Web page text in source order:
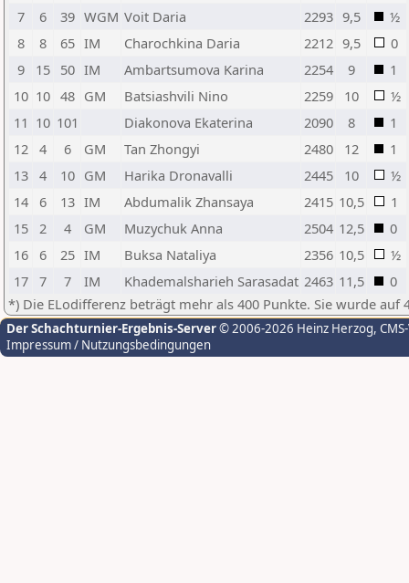
7
6 39 WGM Voit Daria 2293 9,5
½
8
8 65 IM Charochkina Daria 2212 9,5
0
9
15 50 IM Ambartsumova Karina 2254 9
1
10 10 48 GM Batsiashvili Nino 2259 10
½
11 10 101 Diakonova Ekaterina 2090 8
1
12
4 6 GM Tan Zhongyi 2480 12
1
13
4 10 GM Harika Dronavalli 2445 10
½
14
6 13 IM Abdumalik Zhansaya 2415 10,5
1
15
2 4 GM Muzychuk Anna 2504 12,5
0
16
6 25 IM Buksa Nataliya 2356 10,5
½
17
7 7 IM Khademalsharieh Sarasadat 2463 11,5
0
*) Die ELodifferenz beträgt mehr als 400 Punkte. Sie wurde auf
Der Schachturnier-Ergebnis-Server© 2006-2026 Heinz Herzog,
Impressum / Nutzungsbedingungen